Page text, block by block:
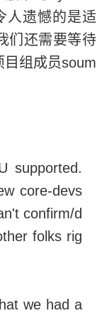
人遗憾的是适
们还需要等待
组成员soum
supported.
core-devs
confirm/d
folks rig
we had a